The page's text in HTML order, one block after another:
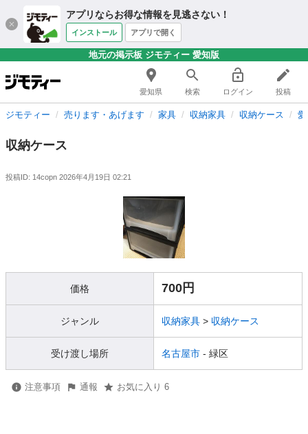
アプリならお得な情報を見逃さない！
インストール アプリで開く
地元の掲示板 ジモティー 愛知版
愛知県 検索 ログイン 投稿
ジモティー 売ります・あげます 家具 収納家具 収納ケース
収納ケース
投稿ID: 14copn 2026年4月19日 02:21
価格 700円
ジャンル 収納家具 > 収納ケース
受け渡し場所 名古屋市 - 緑区
注意事項 通報 お気に入り 6